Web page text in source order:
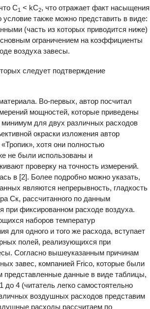
C1 < kC2, что отражает факт насыщения
также можно представить в виде:
(часть из которых приводится ниже)
ограничением на коэффициенты
воздуха завесы.
следует подтверждение
Во-первых, автор посчитал
мощностей, которые приведены
минимум для двух различных расходов
окраски изложения автор
хотя они полностью
не были использованы и
проверку на точность измерений.
в [2]. Более подробно можно указать,
являются непрерывность, гладкость
Ск, рассчитанного по данным
при фиксированном расходе воздуха.
наборов температур
для одного и того же расхода, вступает
полей, реализующихся при
Согласно вышеуказанным причинам
завес, компанией Frico, которые были
данные в виде таблицы,
4 (читатель легко самостоятельно
воздушных расходов представим
расходы рассчитаем по